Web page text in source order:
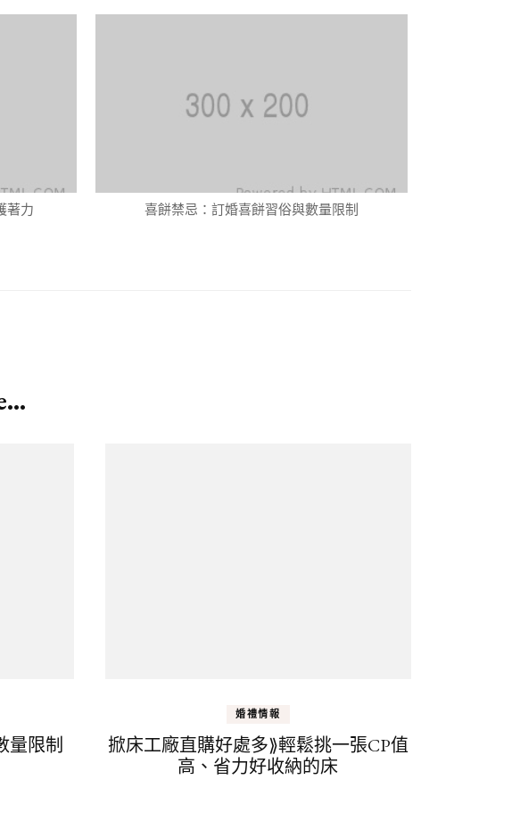
著力 喜餅禁忌：訂婚喜餅習俗與數量限制
量限制
婚禮情報
掀床工廠直購好處多⟫輕鬆挑一張CP值
高、省力好收納的床